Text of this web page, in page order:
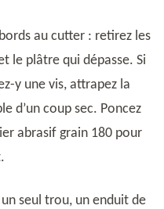
au cutter : retirez les
le plâtre qui dépasse. Si
y une vis, attrapez la
d’un coup sec. Poncez
abrasif grain 180 pour
seul trou, un enduit de